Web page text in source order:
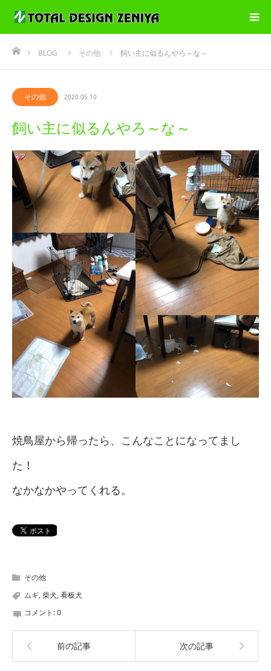
ホーム
BLOG その他 飼い主に似るんやろ～な～
その他 2020.05.10
飼い主に似るんやろ～な～
焼鳥屋から帰ったら、こんなことになってまし
た！
なかなかやってくれる。
その他
ムギ,柴犬,看板犬
コメント:0
前の記事 次の記事